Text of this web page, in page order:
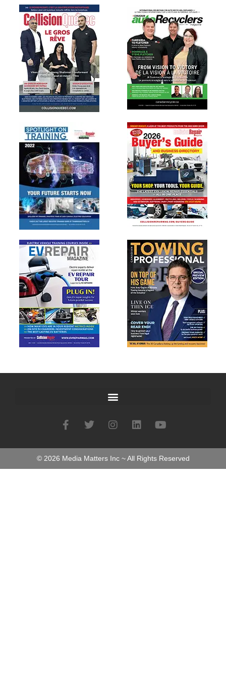
© 2026 Media Matters Inc ~ All Rights Reserved